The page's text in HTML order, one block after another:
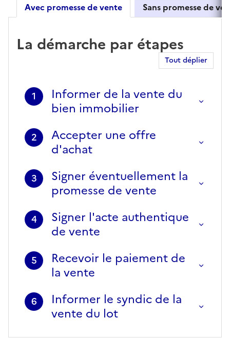
Avec promesse de vente Sans promesse de
Avec promesse de vente
La démarche par étapes
Tout déplier
1
Informer de la vente du
bien immobilier
2
Accepter une offre
d'achat
3
Signer éventuellement la
promesse de vente
4
Signer l'acte authentique
de vente
5
Recevoir le paiement de
la vente
6
Informer le syndic de la
vente du lot